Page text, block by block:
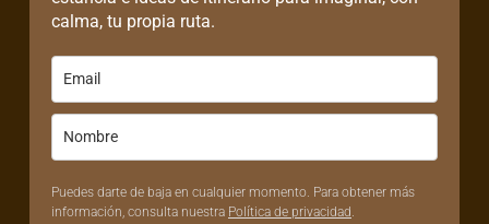
calma, tu propia ruta.
Puedes darte de baja en cualquier momento. Para obtener más
información, consulta nuestra Política de privacidad